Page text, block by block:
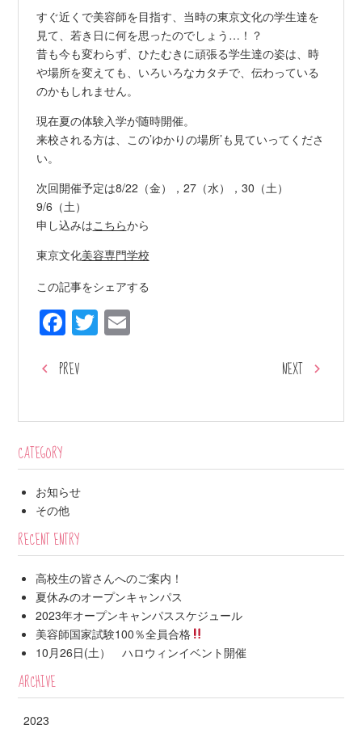
すぐ近くで美容師を目指す、当時の東京文化の学生達を
見て、若き日に何を思ったのでしょう…！？
昔も今も変わらず、ひたむきに頑張る学生達の姿は、時
や場所を変えても、いろいろなカタチで、伝わっている
のかもしれません。
現在夏の体験入学が随時開催。
来校される方は、この’ゆかりの場所’も見ていってくださ
い。
次回開催予定は8/22（金），27（水），30（土）
9/6（土）
申し込みはこちらから
東京文化美容専門学校
この記事をシェアする
Facebook
Twitter
Email
PREV NEXT
CATEGORY
お知らせ
その他
RECENT ENTRY
高校生の皆さんへのご案内！
夏休みのオープンキャンパス
2023年オープンキャンパススケジュール
美容師国家試験100％全員合格
10月26日(土） ハロウィンイベント開催
ARCHIVE
2023